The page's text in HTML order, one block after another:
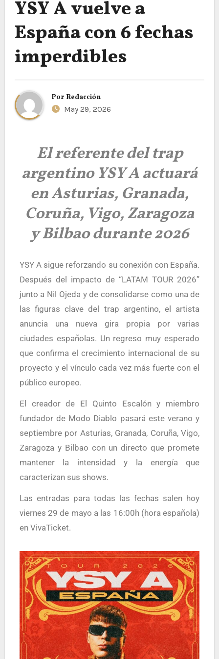
YSY A vuelve a
España con 6 fechas
imperdibles
Por Redacción
May 29, 2026
El referente del trap
argentino YSY A actuará
en Asturias, Granada,
Coruña, Vigo, Zaragoza
y Bilbao durante 2026
YSY A sigue reforzando su conexión con España.
Después del impacto de “LATAM TOUR 2026”
junto a Nil Ojeda y de consolidarse como una de
las figuras clave del trap argentino, el artista
anuncia una nueva gira propia por varias
ciudades españolas. Un regreso muy esperado
que confirma el crecimiento internacional de su
proyecto y el vínculo cada vez más fuerte con el
público europeo.
El creador de El Quinto Escalón y miembro
fundador de Modo Diablo pasará este verano y
septiembre por Asturias, Granada, Coruña, Vigo,
Zaragoza y Bilbao con un directo que promete
mantener la intensidad y la energía que
caracterizan sus shows.
Las entradas para todas las fechas salen hoy
viernes 29 de mayo a las 16:00h (hora española)
en VivaTicket.